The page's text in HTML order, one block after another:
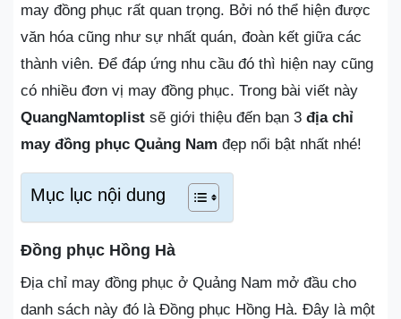
may đồng phục rất quan trọng. Bởi nó thể hiện được
văn hóa cũng như sự nhất quán, đoàn kết giữa các
thành viên. Để đáp ứng nhu cầu đó thì hiện nay cũng
có nhiều đơn vị may đồng phục. Trong bài viết này
QuangNamtoplist sẽ giới thiệu đến bạn 3 địa chỉ
may đồng phục Quảng Nam đẹp nổi bật nhất nhé!
Mục lục nội dung
Đồng phục Hồng Hà
Địa chỉ may đồng phục ở Quảng Nam mở đầu cho
danh sách này đó là Đồng phục Hồng Hà. Đây là một